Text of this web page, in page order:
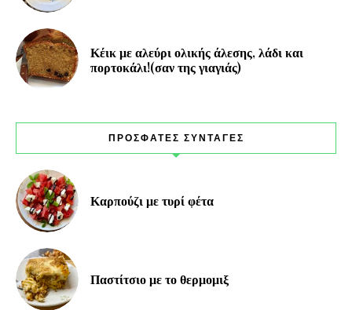
Κέικ με αλεύρι ολικής άλεσης, λάδι και
πορτοκάλι!(σαν της γιαγιάς)
ΠΡΟΣΦΑΤΕΣ ΣΥΝΤΑΓΕΣ
Καρπούζι με τυρί φέτα
Παστίτσιο με το θερμομιξ